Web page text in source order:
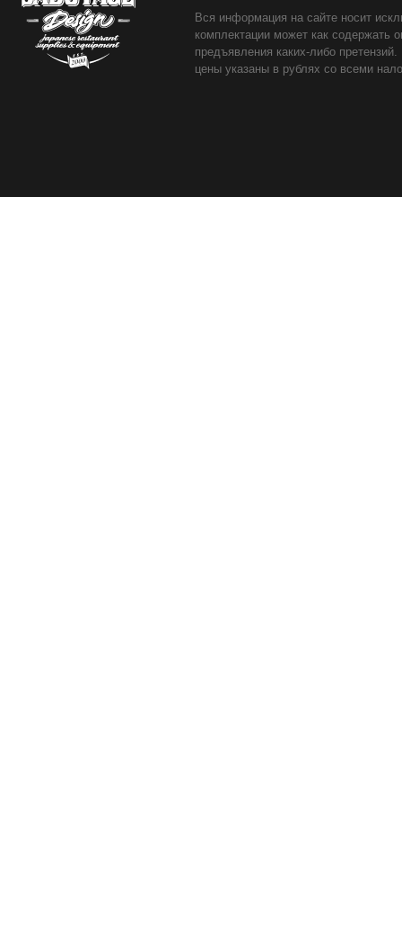
Вся информация на сайте носит
комплектации может как содержать
предъявления каких-либо
цены указаны в рублях со всеми